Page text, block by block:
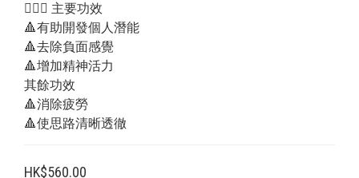
💁🏻‍♀️ 主要功效
🔺有助開發個人潛能
🔺去除負面感覺
🔺增加精神活力
其餘功效
🔺消除疲勞
🔺使思路清晰透徹
HK$560.00